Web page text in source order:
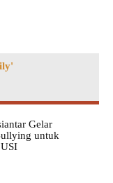
Gelar
untuk